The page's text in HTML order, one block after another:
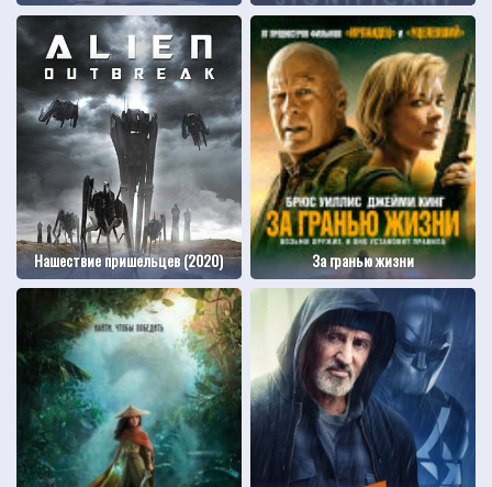
Нашествие пришельцев (2020) За гранью жизни